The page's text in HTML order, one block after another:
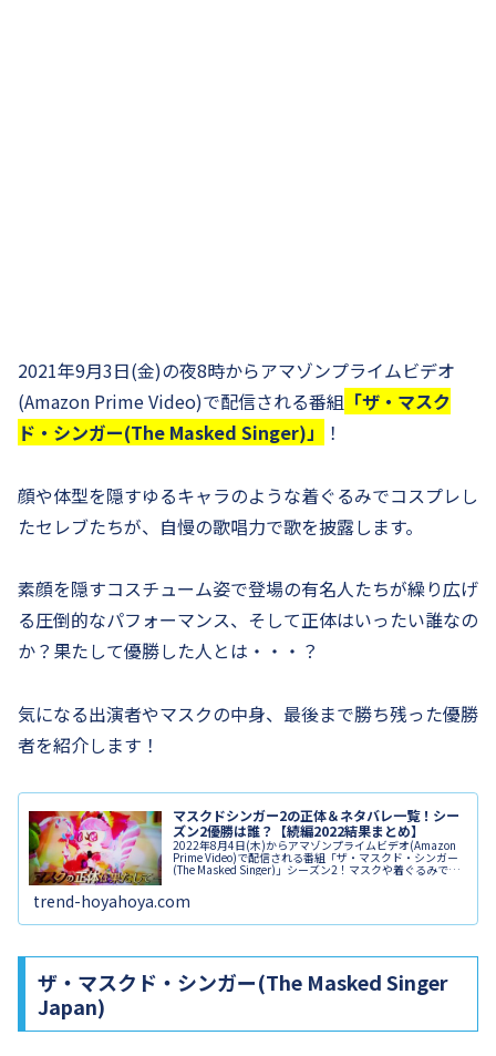
2021年9月3日(金)の夜8時からアマゾンプライムビデオ
(Amazon Prime Video)で配信される番組 「ザ・マスク
ド・シンガー(The Masked Singer)」
！
顔や体型を隠すゆるキャラのような着ぐるみでコスプレし
たセレブたちが、自慢の歌唱力で歌を披露します。
素顔を隠すコスチューム姿で登場の有名人たちが繰り広げ
る圧倒的なパフォーマンス、そして正体はいったい誰なの
か？果たして優勝した人とは・・・？
気になる出演者やマスクの中身、最後まで勝ち残った優勝
者を紹介します！
マスクドシンガー2の正体＆ネタバレ一覧！シー
ズン2優勝は誰？【続編2022結果まとめ】
2022年8月4日(木)からアマゾンプライムビデオ(Amazon
Prime Video)で配信される番組「ザ・マスクド・シンガー
(The Masked Singer)」シーズン2！マスクや着ぐるみで顔
と体型を隠した11人のキャラクターが自...
trend-hoyahoya.com
ザ・マスクド・シンガー(The Masked Singer
Japan)